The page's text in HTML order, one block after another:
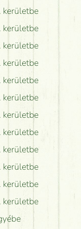
kerületbe
kerületbe
kerületbe
kerületbe
kerületbe
kerületbe
kerületbe
kerületbe
kerületbe
kerületbe
kerületbe
kerületbe